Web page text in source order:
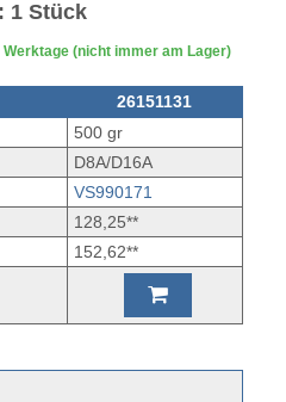
1 Stück
(nicht immer am Lager)
26151131
500 gr
D8A/D16A
VS990171
128,25**
152,62**